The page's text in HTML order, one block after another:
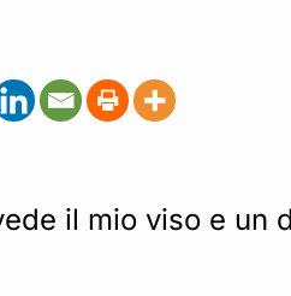
il mio viso e un